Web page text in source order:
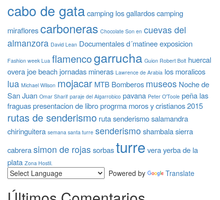
cabo de gatacamping los gallardoscamping
miraflorescarboneras Chocolate Son en cuevas del
almanzora David Lean Documentalesd´matineeexposicion
Fashion week Lua flamencogarrucha Guion Robert Bolt huercal
overa joe beach jornadas mineras Lawrence de Arabia los moralicos
lua Michael Wilson mojacar MTB Bomberos museos Noche de
San Juan Omar Sharif paraje del Algarrobico pavana Peter O'Toole peña las
fraguaspresentacion de libroprogrma moros y cristianos 2015
rutas de senderismo ruta senderismosalamandra
chiringuitera semana santa turre senderismo shambalasierra
cabrerasimon de rojas sorbasturre verayerba de la
plata Zona Hostil.
Powered by Translate